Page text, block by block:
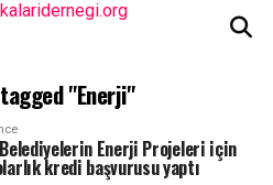
"Enerji"
Enerji Projeleri için
kredi başvurusu yaptı